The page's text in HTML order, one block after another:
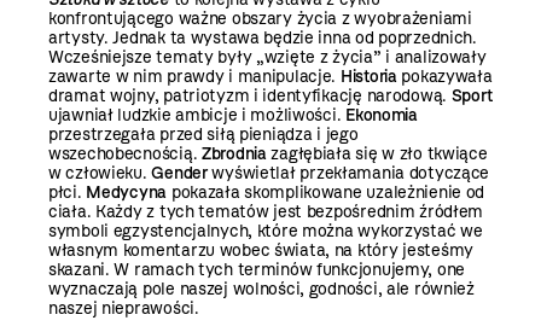
konfrontującego ważne obszary życia z wyobrażeniami
artysty. Jednak ta wystawa będzie inna od poprzednich.
Wcześniejsze tematy były „wzięte z życia” i analizowały
zawarte w nim prawdy i manipulacje. Historiapokazywała
dramat wojny, patriotyzm i identyfikację narodową. Sport
ujawniał ludzkie ambicje i możliwości. Ekonomia
przestrzegała przed siłą pieniądza i jego
wszechobecnością. Zbrodniazagłębiała się w zło tkwiące
w człowieku.Genderwyświetlał przekłamania dotyczące
płci. Medycyna pokazała skomplikowane uzależnienie od
ciała. Każdy z tych tematów jest bezpośrednim źródłem
symboli egzystencjalnych, które można wykorzystać we
własnym komentarzu wobec świata, na który jesteśmy
skazani. W ramach tych terminów funkcjonujemy, one
wyznaczają pole naszej wolności, godności, ale również
naszej nieprawości.